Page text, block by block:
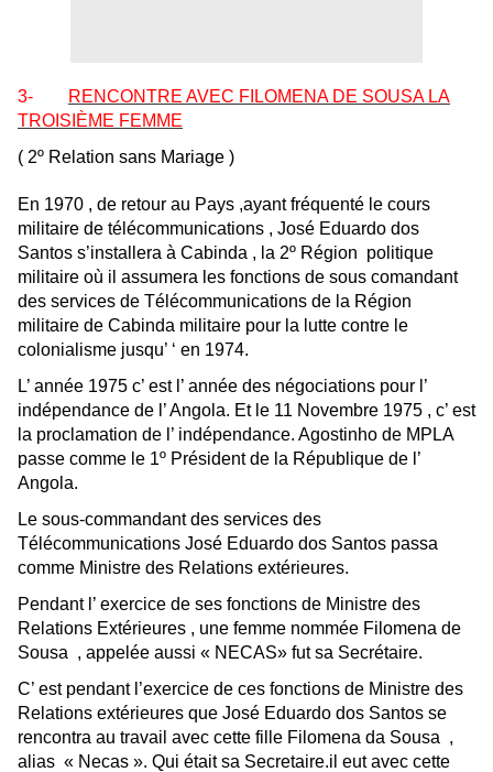
3-
RENCONTRE AVEC FILOMENA DE SOUSA LA
TROISIÈME FEMME
( 2º Relation sans Mariage )
En 1970 , de retour au Pays ,ayant fréquenté le cours
militaire de télécommunications , José Eduardo dos
Santos s’installera à Cabinda , la 2º Région politique
militaire où il assumera les fonctions de sous comandant
des services de Télécommunications de la Région
militaire de Cabinda militaire pour la lutte contre le
colonialisme jusqu’ ‘ en 1974.
L’ année 1975 c’ est l’ année des négociations pour l’
indépendance de l’ Angola. Et le 11 Novembre 1975 , c’ est
la proclamation de l’ indépendance. Agostinho de MPLA
passe comme le 1º Président de la République de l’
Angola.
Le sous-commandant des services des
Télécommunications José Eduardo dos Santos passa
comme Ministre des Relations extérieures.
Pendant l’ exercice de ses fonctions de Ministre des
Relations Extérieures , une femme nommée Filomena de
Sousa , appelée aussi « NECAS» fut sa Secrétaire.
C’ est pendant l’exercice de ces fonctions de Ministre des
Relations extérieures que José Eduardo dos Santos se
rencontra au travail avec cette fille Filomena da Sousa ,
alias « Necas ». Qui était sa Secretaire.il eut avec cette